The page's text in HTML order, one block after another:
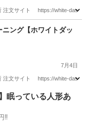
注文サイト https://white-
豊島区 目白駅
ング【ホワイトダッ
7月4日
注文サイト https://white-
目黒区 中目黒駅
眠っている人形あ
‼️